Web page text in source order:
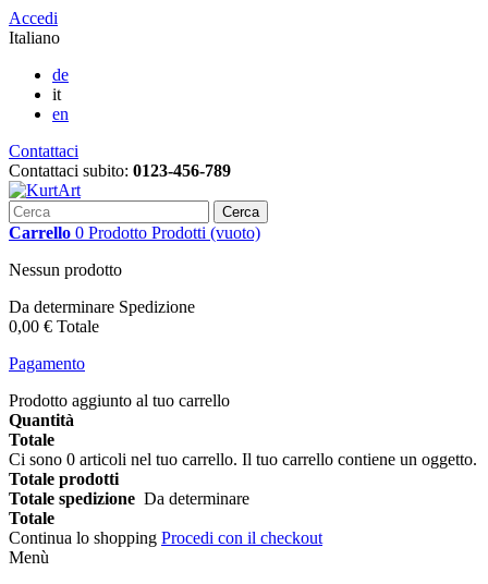
Accedi
Italiano
de
it
en
Contattaci
Contattaci subito: 0123-456-789
Cerca
Carrello 0 Prodotto Prodotti (vuoto)
Nessun prodotto
Da determinare Spedizione
0,00 € Totale
Pagamento
Prodotto aggiunto al tuo carrello
Quantità
Totale
Ci sono 0 articoli nel tuo carrello. Il tuo carrello contiene un oggetto.
Totale prodotti
Totale spedizione Da determinare
Totale
Continua lo shopping Procedi con il checkout
Menù